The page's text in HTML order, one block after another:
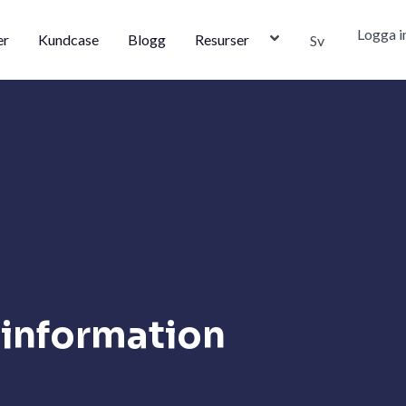
Kundcase Blogg Resurser Sv Logga
information